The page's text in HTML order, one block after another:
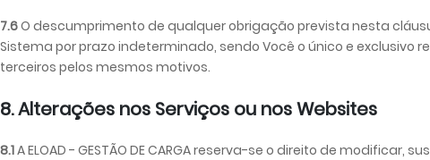
7.6O descumprimento de qualquer obrigação prevista nesta
Sistema por prazo indeterminado, sendo Você o único e exclusivo
terceiros pelos mesmos motivos.
8. Alterações nos Serviços ou nos Websites
8.1A ELOAD - GESTÃO DE CARGA reserva-se o direito de